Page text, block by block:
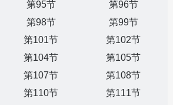
第95节
第96节
第98节
第99节
第101节
第102节
第104节
第105节
第107节
第108节
第110节
第111节